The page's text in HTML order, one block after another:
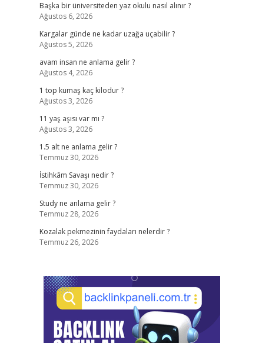
Başka bir üniversiteden yaz okulu nasıl alınır ?
Ağustos 6, 2026
Kargalar günde ne kadar uzağa uçabilir ?
Ağustos 5, 2026
avam insan ne anlama gelir ?
Ağustos 4, 2026
1 top kumaş kaç kilodur ?
Ağustos 3, 2026
11 yaş aşısı var mı ?
Ağustos 3, 2026
1.5 alt ne anlama gelir ?
Temmuz 30, 2026
İstihkâm Savaşı nedir ?
Temmuz 30, 2026
Study ne anlama gelir ?
Temmuz 28, 2026
Kozalak pekmezinin faydaları nelerdir ?
Temmuz 26, 2026